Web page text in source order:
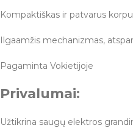
Kompaktiškas ir patvarus
Ilgaamžis mechanizmas,
Pagaminta Vokietijoje
Privalumai:
Užtikrina saugų elektros